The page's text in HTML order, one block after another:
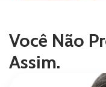
Você Não
Assim.